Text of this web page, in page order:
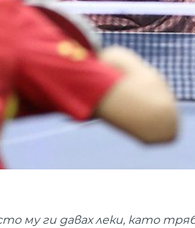
му ги давах леки, като